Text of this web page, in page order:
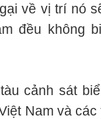
về vị trí nó
đều không
cảnh sát
Nam và